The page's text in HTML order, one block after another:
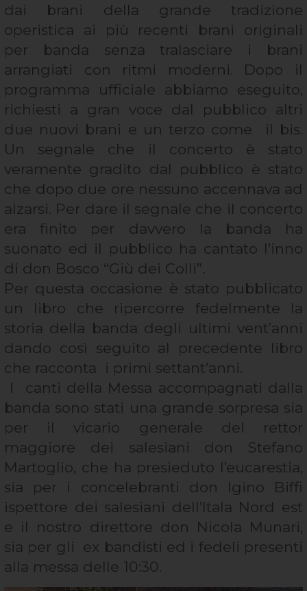
dai brani della grande tradizione
operistica ai più recenti brani originali
per banda senza tralasciare i brani
arrangiati con ritmi moderni. Dopo il
programma ufficiale abbiamo eseguito,
richiesti a gran voce dal pubblico altri
due nuovi brani e un terzo come il bis.
Un segnale che il concerto è stato
veramente gradito dal pubblico è stato
che dopo due ore nessuno accennava ad
alzarsi. Per dare il segnale che il concerto
era finito per davvero la banda ha
suonato ed il pubblico ha cantato l’inno
di don Bosco “Giù dei Colli”.
Per questa occasione è stato pubblicato
un libro che ripercorre fedelmente la
storia della banda degli ultimi vent’anni
dando così seguito al precedente libro
che racconta i primi settant’anni.
I canti della Messa accompagnati dalla
banda sono stati una grande sorpresa sia
per il vicario generale del rettor
maggiore dei salesiani don Stefano
Martoglio, che ha presieduto l’eucarestia,
sia per i concelebranti don Igino Biffi
ispettore dei salesiani dell’Itala Nord est
e il nostro direttore don Nicola Munari,
sia per gli ex bandisti ed i fedeli presenti
alla messa delle 10:30.